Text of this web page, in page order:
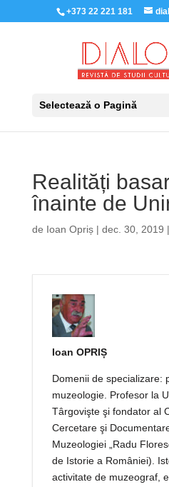
+373 22 221 181
Selectează o Pagină
Realități
înainte de
de Ioan Opriș| dec. 30, 2019 |
Ioan OPRIȘ
Domenii de specializare:
muzeologie. Profesor la
Târgovişte şi fondator al
Cercetare şi
Muzeologiei „Radu
de Istorie a României).
activitate de muzeograf,